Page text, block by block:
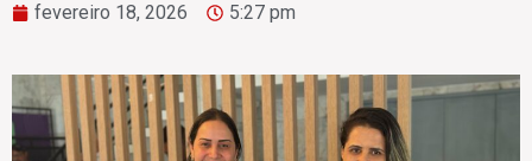
fevereiro 18, 2026 5:27 pm